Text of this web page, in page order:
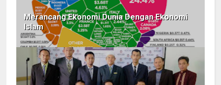
Merancang Ekonomi Dunia Dengan Ekonomi
Islam